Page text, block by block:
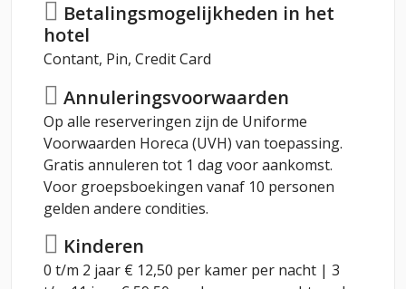
Betalingsmogelijkheden in het
hotel
Contant, Pin, Credit Card
Annuleringsvoorwaarden
Op alle reserveringen zijn de Uniforme
Voorwaarden Horeca (UVH) van toepassing.
Gratis annuleren tot 1 dag voor aankomst.
Voor groepsboekingen vanaf 10 personen
gelden andere condities.
Kinderen
0 t/m 2 jaar € 12,50 per kamer per nacht | 3